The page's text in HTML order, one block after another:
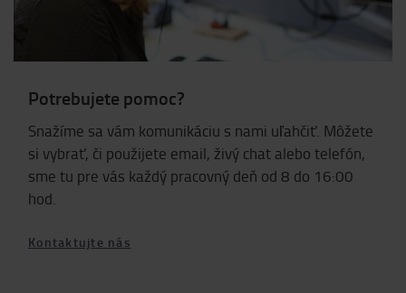
Potrebujete pomoc?
Snažíme sa vám komunikáciu s nami uľahčiť. Môžete
si vybrať, či použijete email, živý chat alebo telefón,
sme tu pre vás každý pracovný deň od 8 do 16:00
hod.
Kontaktujte nás